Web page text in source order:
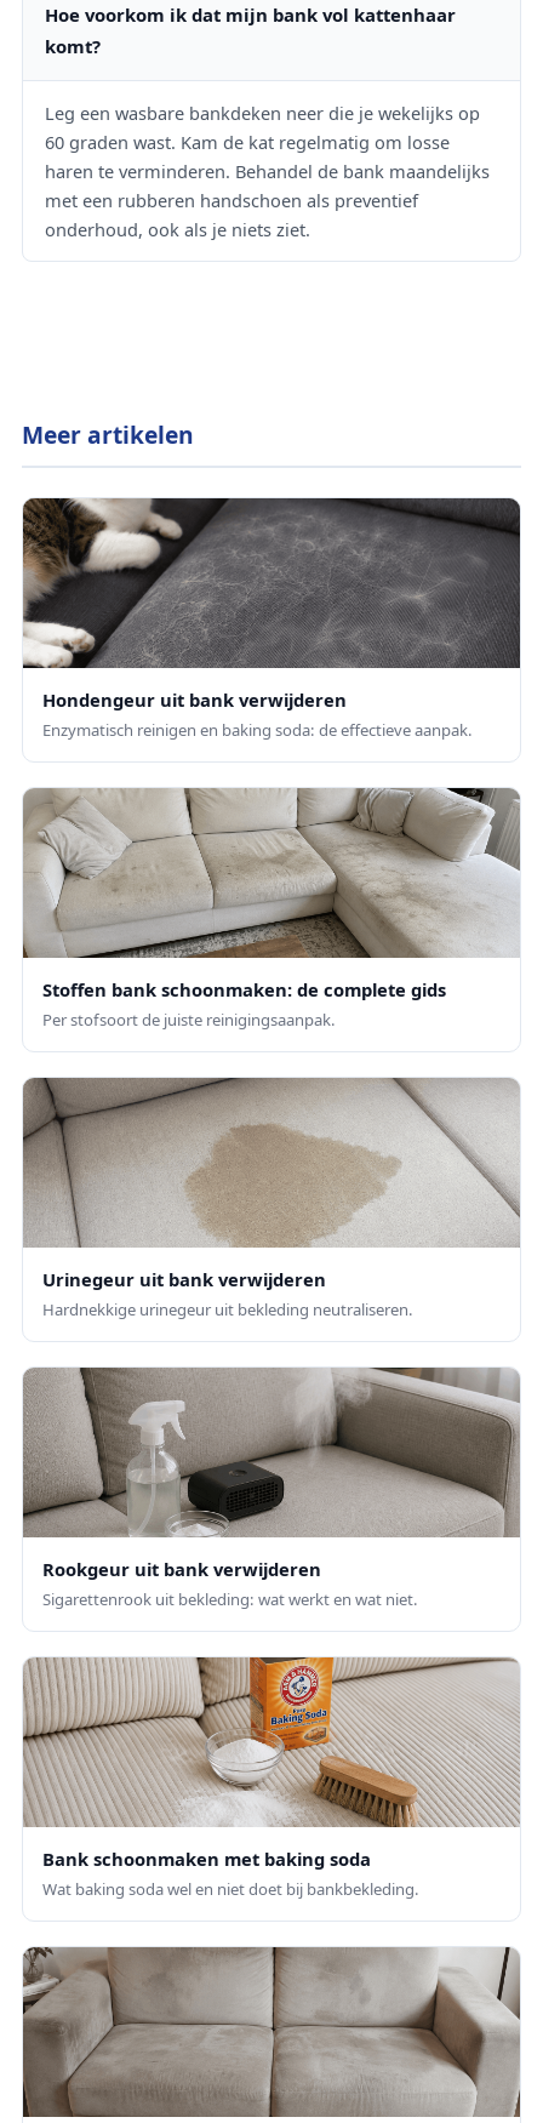
Hoe voorkom ik dat mijn bank vol kattenhaar
komt?
Leg een wasbare bankdeken neer die je wekelijks op
60 graden wast. Kam de kat regelmatig om losse
haren te verminderen. Behandel de bank maandelijks
met een rubberen handschoen als preventief
onderhoud, ook als je niets ziet.
Meer artikelen
Hondengeur uit bank verwijderen
Enzymatisch reinigen en baking soda: de effectieve aanpak.
Stoffen bank schoonmaken: de complete gids
Per stofsoort de juiste reinigingsaanpak.
Urinegeur uit bank verwijderen
Hardnekkige urinegeur uit bekleding neutraliseren.
Rookgeur uit bank verwijderen
Sigarettenrook uit bekleding: wat werkt en wat niet.
Bank schoonmaken met baking soda
Wat baking soda wel en niet doet bij bankbekleding.